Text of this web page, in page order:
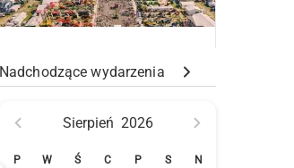
Nadchodzące wydarzenia
Sierpień 2026
P W Ś C P S N